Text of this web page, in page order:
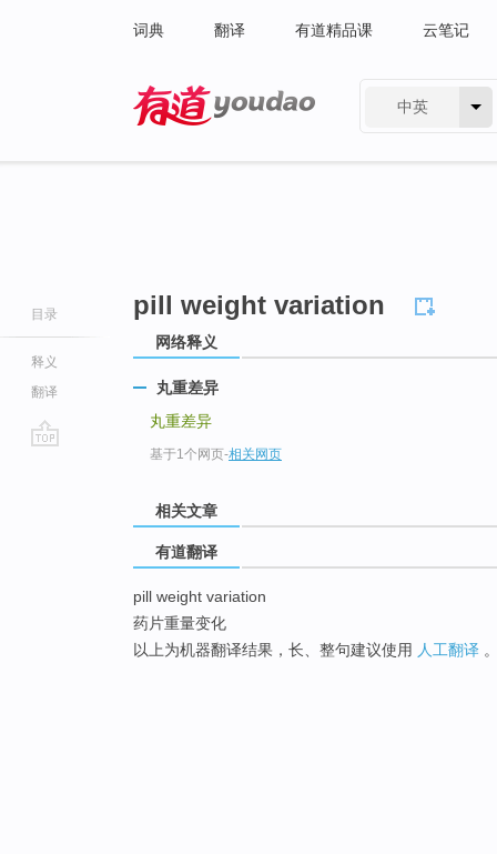
词典 翻译 有道精品课 云笔记
中英
目录
释义
翻译
pill weight variation
网络释义
丸重差异
丸重差异
基于1个网页-相关网页
相关文章
有道翻译
pill weight variation
药片重量变化
以上为机器翻译结果，长、整句建议使用 人工翻译